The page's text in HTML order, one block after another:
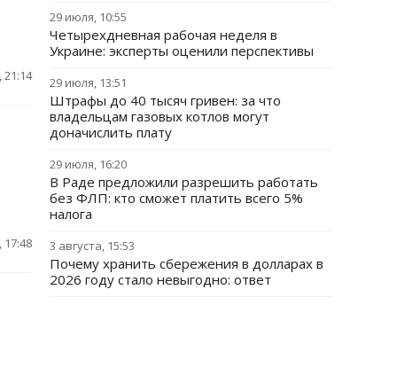
21:14
17:48
29 июля, 10:55
Четырехдневная рабочая неделя в
Украине: эксперты оценили перспективы
29 июля, 13:51
Штрафы до 40 тысяч гривен: за что
владельцам газовых котлов могут
доначислить плату
29 июля, 16:20
В Раде предложили разрешить работать
без ФЛП: кто сможет платить всего 5%
налога
3 августа, 15:53
Почему хранить сбережения в долларах в
2026 году стало невыгодно: ответ